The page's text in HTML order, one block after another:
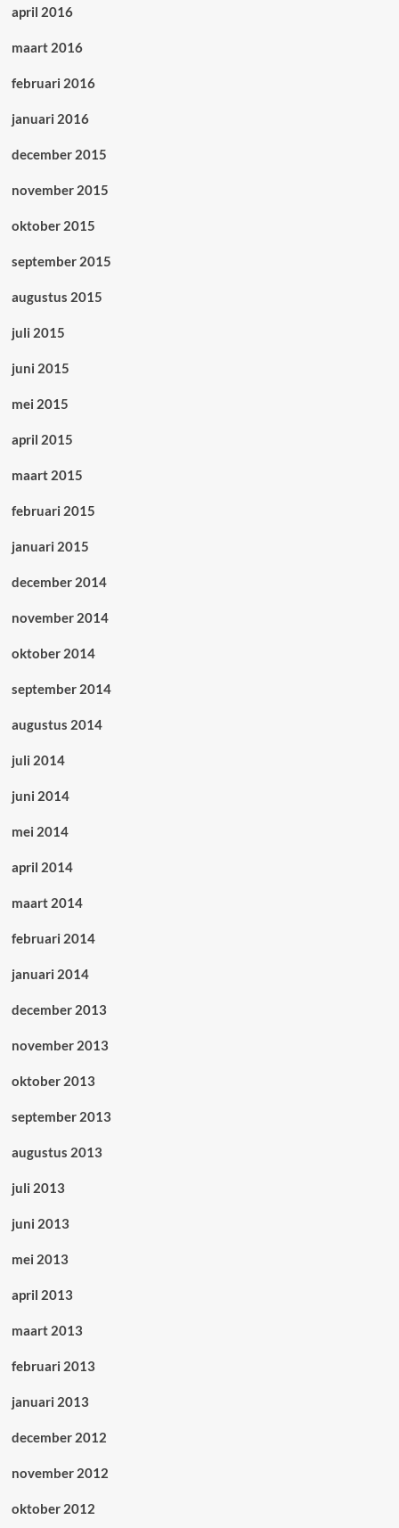
april 2016
maart 2016
februari 2016
januari 2016
december 2015
november 2015
oktober 2015
september 2015
augustus 2015
juli 2015
juni 2015
mei 2015
april 2015
maart 2015
februari 2015
januari 2015
december 2014
november 2014
oktober 2014
september 2014
augustus 2014
juli 2014
juni 2014
mei 2014
april 2014
maart 2014
februari 2014
januari 2014
december 2013
november 2013
oktober 2013
september 2013
augustus 2013
juli 2013
juni 2013
mei 2013
april 2013
maart 2013
februari 2013
januari 2013
december 2012
november 2012
oktober 2012